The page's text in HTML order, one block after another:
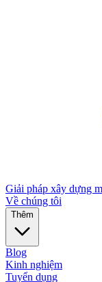
Giải pháp xây dựng
Về chúng tôi
Thêm
Blog
Kinh nghiệm
Tuyển dụng